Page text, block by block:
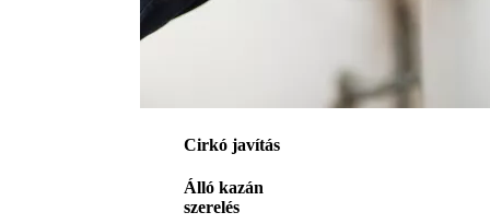
Cirkó javítás
Álló kazán
szerelés